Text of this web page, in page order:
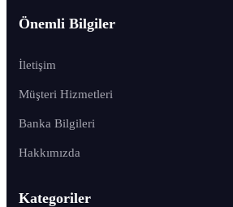
Önemli Bilgiler
İletişim
Müşteri Hizmetleri
Banka Bilgileri
Hakkımızda
Kategoriler